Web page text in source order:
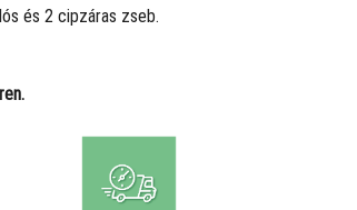
és 2 cipzáras zseb.